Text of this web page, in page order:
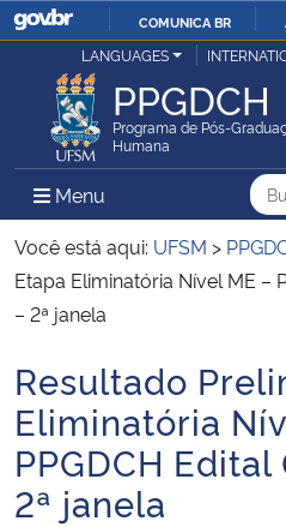
IR
O
COMUNICA BR
Ministério da Justiça e Segurança Pública
Ministério da Defesa
Ministério das Relações Exteriores
Ministério da Economia
Ministério da Infraestrutura
Ministério da Agricultura, Pecuária e
Ministério da Educação
LANGUAGES
PPGDCH
Programa de Pós-
Humana
Menu Menu Principal do
Você está aqui: UFSM >
Etapa Eliminatória Nível ME –
– 2ª janela
Início do conteúdo
Resultado
Eliminatória
PPGDCH
2ª janela